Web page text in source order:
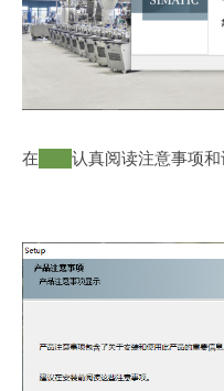
在 认真阅读注意事项